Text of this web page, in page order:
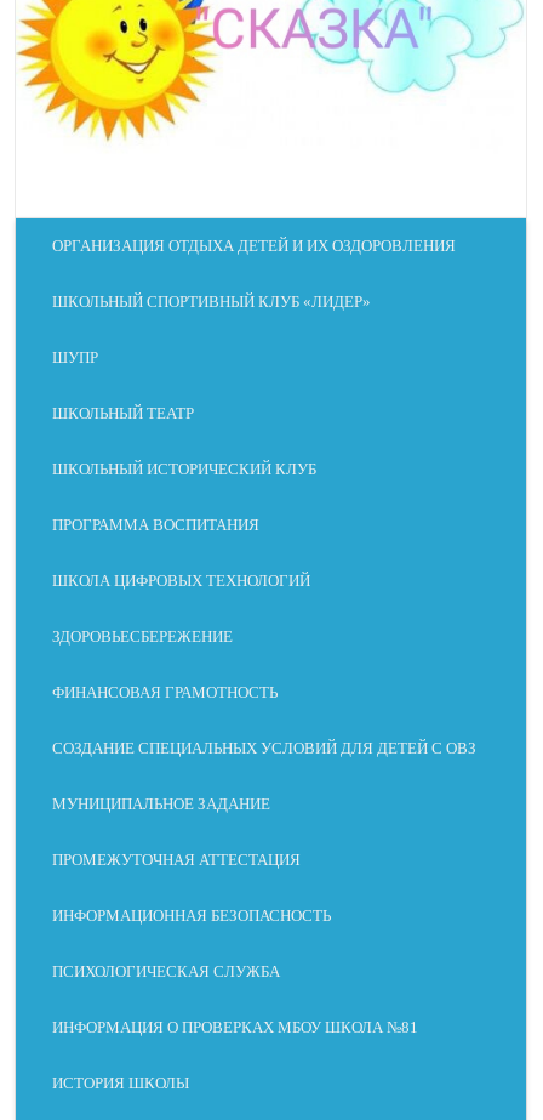
ОРГАНИЗАЦИЯ ОТДЫХА ДЕТЕЙ И ИХ ОЗДОРОВЛЕНИЯ
ШКОЛЬНЫЙ СПОРТИВНЫЙ КЛУБ «ЛИДЕР»
ШУПР
ШКОЛЬНЫЙ ТЕАТР
ШКОЛЬНЫЙ ИСТОРИЧЕСКИЙ КЛУБ
ПРОГРАММА ВОСПИТАНИЯ
ШКОЛА ЦИФРОВЫХ ТЕХНОЛОГИЙ
ЗДОРОВЬЕСБЕРЕЖЕНИЕ
ФИНАНСОВАЯ ГРАМОТНОСТЬ
СОЗДАНИЕ СПЕЦИАЛЬНЫХ УСЛОВИЙ ДЛЯ ДЕТЕЙ С ОВЗ
МУНИЦИПАЛЬНОЕ ЗАДАНИЕ
ПРОМЕЖУТОЧНАЯ АТТЕСТАЦИЯ
ИНФОРМАЦИОННАЯ БЕЗОПАСНОСТЬ
ПСИХОЛОГИЧЕСКАЯ СЛУЖБА
ИНФОРМАЦИЯ О ПРОВЕРКАХ МБОУ ШКОЛА №81
ИСТОРИЯ ШКОЛЫ
СЛАБОЕ
ДИСЛЕКС
НИЯ